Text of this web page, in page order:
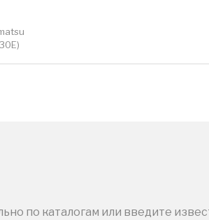
по каталогам или введите